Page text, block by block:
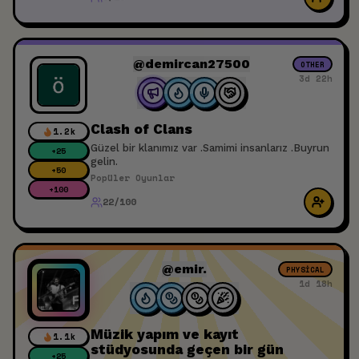
1.2k
+25
+50
+100
@demircan27500 OTHER
3d 22h
Clash of Clans
Güzel bir klanımız var .Samimi insanlarız .Buyrun
gelin.
Popüler Oyunlar
22/100
1.1k
+25
@emir. PHYSICAL
1d 18h
Müzik yapım ve kayıt
stüdyosunda geçen bir gün